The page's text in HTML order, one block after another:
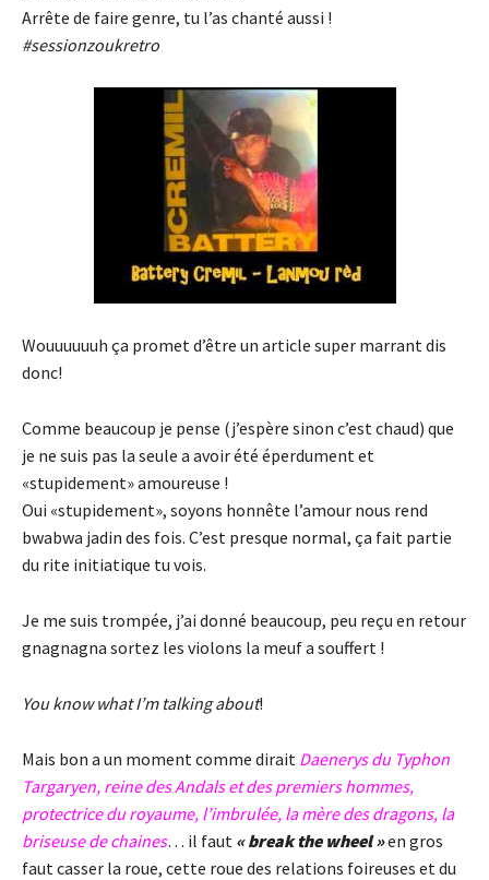
Arrête de faire genre, tu l’as chanté aussi !
#sessionzoukretro
Wouuuuuuh ça promet d’être un article super marrant dis
donc!
Comme beaucoup je pense (j’espère sinon c’est chaud) que
je ne suis pas la seule a avoir été éperdument et
«stupidement» amoureuse !
Oui «stupidement», soyons honnête l’amour nous rend
bwabwa jadin des fois. C’est presque normal, ça fait partie
du rite initiatique tu vois.
Je me suis trompée, j’ai donné beaucoup, peu reçu en retour
gnagnagna sortez les violons la meuf a souffert !
You know what I’m talking about!
Mais bon a un moment comme dirait Daenerys du Typhon
Targaryen, reine des Andals et des premiers hommes,
protectrice du royaume, l’imbrulée, la mère des dragons, la
briseuse de chaines… il faut « break the wheel »en gros
faut casser la roue, cette roue des relations foireuses et du